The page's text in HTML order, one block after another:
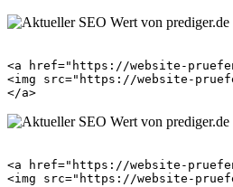
<a href="https://website-
<img src="https://website-
<a href="https://website-
<img src="https://website-